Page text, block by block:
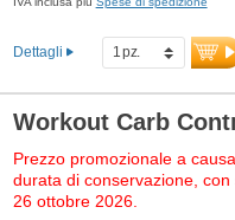
garantiscono la massima
Sviluppato da medici.
Mitochondrium forte PRO
Dettagli
Workout Carb
Prezzo promozionale a
durata di conservazione, con
26 ottobre 2026.